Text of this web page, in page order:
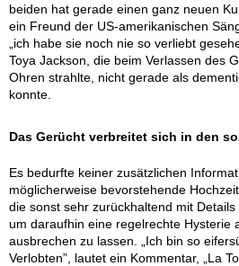
beiden hat gerade einen ganz neuen
ein Freund der US-amerikanischen
„ich habe sie noch nie so verliebt
Toya Jackson, die beim Verlassen des
Ohren strahlte, nicht gerade als
konnte.
Das Gerücht verbreitet sich in den
Es bedurfte keiner zusätzlichen
möglicherweise bevorstehende
die sonst sehr zurückhaltend mit Details
um daraufhin eine regelrechte Hysterie
ausbrechen zu lassen. „Ich bin so
Verlobten”, lautet ein Kommentar, „La